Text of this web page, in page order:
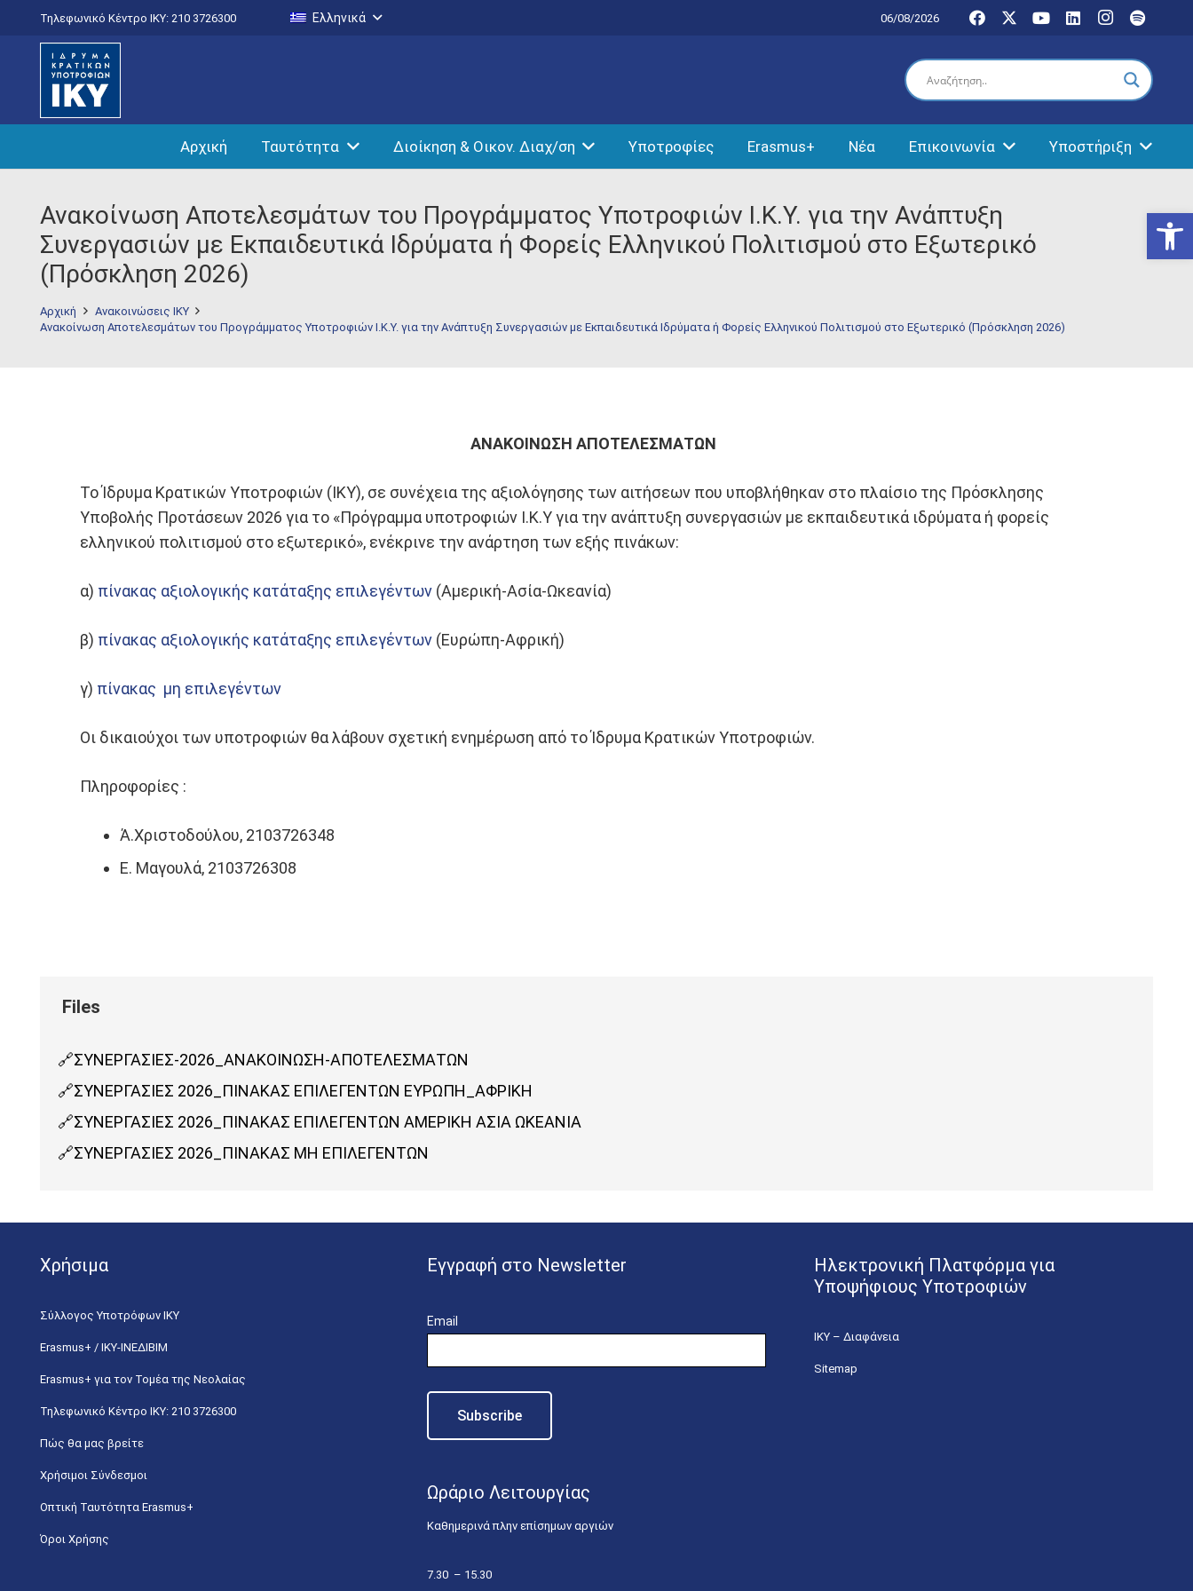
Τηλεφωνικό Κέντρο IKY: 210 3726300 Ελληνικά 06/08/2026
Αρχική Ταυτότητα Διοίκηση & Οικον. Διαχ/ση Υποτροφίες Erasmus+ Νέα Επικοινωνία Υποστήριξη
Ανακοίνωση Αποτελεσμάτων του Προγράμματος Υποτροφιών Ι.Κ.Υ. για την Ανάπτυξη
Συνεργασιών με Εκπαιδευτικά Ιδρύματα ή Φορείς Ελληνικού Πολιτισμού στο Εξωτερικό
(Πρόσκληση 2026)
Αρχική
Ανακοινώσεις ΙΚΥ
Ανακοίνωση Αποτελεσμάτων του Προγράμματος Υποτροφιών Ι.Κ.Υ. για την Ανάπτυξη Συνεργασιών με Εκπαιδευτικά Ιδρύματα ή Φορείς Ελληνικού Πολιτισμού στο Εξωτερικό (Πρόσκληση 2026)
ΑΝΑΚΟΙΝΩΣΗ ΑΠΟΤΕΛΕΣΜΑΤΩΝ
Το Ίδρυμα Κρατικών Υποτροφιών (ΙΚΥ), σε συνέχεια της αξιολόγησης των αιτήσεων που υποβλήθηκαν στο πλαίσιο της Πρόσκλησης
Υποβολής Προτάσεων 2026 για το «Πρόγραμμα υποτροφιών Ι.Κ.Υ για την ανάπτυξη συνεργασιών με εκπαιδευτικά ιδρύματα ή φορείς
ελληνικού πολιτισμού στο εξωτερικό», ενέκρινε την ανάρτηση των εξής πινάκων:
α) πίνακας αξιολογικής κατάταξης επιλεγέντων (Αμερική-Ασία-Ωκεανία)
β) πίνακας αξιολογικής κατάταξης επιλεγέντων (Ευρώπη-Αφρική)
γ) πίνακας μη επιλεγέντων
Οι δικαιούχοι των υποτροφιών θα λάβουν σχετική ενημέρωση από το Ίδρυμα Κρατικών Υποτροφιών.
Πληροφορίες :
Ά.Χριστοδούλου, 2103726348
Ε. Μαγουλά, 2103726308
ΣΥΝΕΡΓΑΣΙΕΣ-2026_ΑΝΑΚΟΙΝΩΣΗ-ΑΠΟΤΕΛΕΣΜΑΤΩΝ
ΣΥΝΕΡΓΑΣΙΕΣ 2026_ΠΙΝΑΚΑΣ ΕΠΙΛΕΓΕΝΤΩΝ ΕΥΡΩΠΗ_ΑΦΡΙΚΗ
ΣΥΝΕΡΓΑΣΙΕΣ 2026_ΠΙΝΑΚΑΣ ΕΠΙΛΕΓΕΝΤΩΝ ΑΜΕΡΙΚΗ ΑΣΙΑ ΩΚΕΑΝΙΑ
ΣΥΝΕΡΓΑΣΙΕΣ 2026_ΠΙΝΑΚΑΣ ΜΗ ΕΠΙΛΕΓΕΝΤΩΝ
Χρήσιμα
Σύλλογος Υποτρόφων ΙΚΥ
Erasmus+ / ΙΚΥ-ΙΝΕΔΙΒΙΜ
Erasmus+ για τον Τομέα της Νεολαίας
Τηλεφωνικό Κέντρο IKY: 210 3726300
Πώς θα μας βρείτε
Χρήσιμοι Σύνδεσμοι
Οπτική Ταυτότητα Erasmus+
Όροι Χρήσης
Εγγραφή στο Newsletter
Email
Ωράριο Λειτουργίας
Καθημερινά πλην επίσημων αργιών
7.30 – 15.30
Ηλεκτρονική Πλατφόρμα για
Υποψήφιους Υποτροφιών
ΙΚΥ – Διαφάνεια
Sitemap